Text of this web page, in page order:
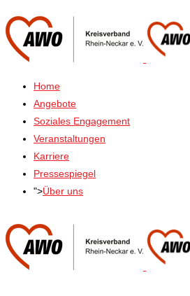
Home
Angebote
Soziales Engagement
Veranstaltungen
Karriere
Pressespiegel
">Über uns